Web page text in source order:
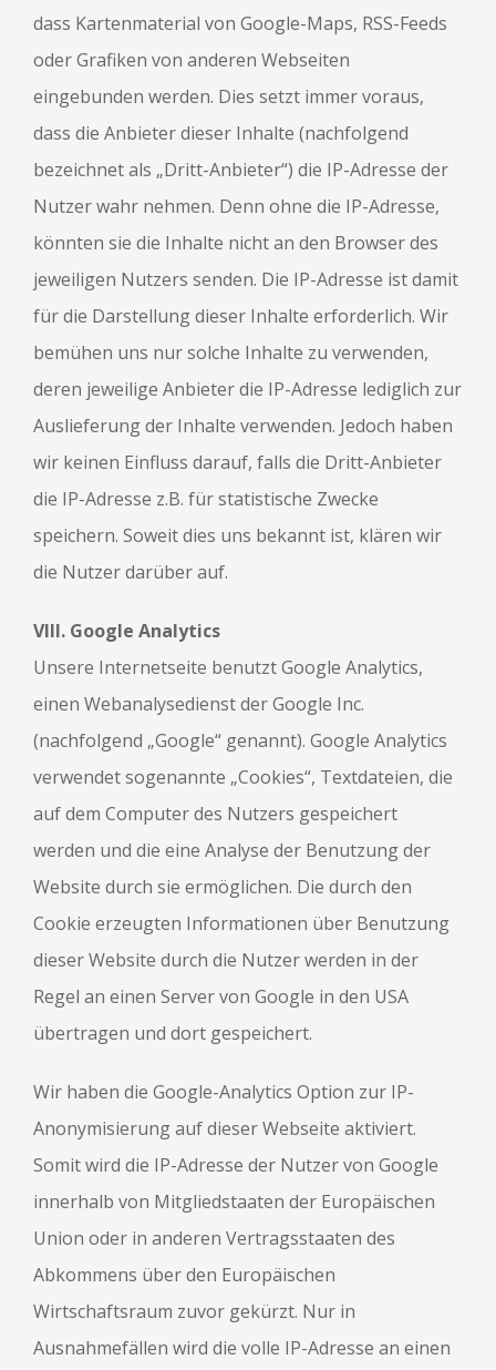
dass Kartenmaterial von Google-Maps, RSS-Feeds
oder Grafiken von anderen Webseiten
eingebunden werden. Dies setzt immer voraus,
dass die Anbieter dieser Inhalte (nachfolgend
bezeichnet als „Dritt-Anbieter“) die IP-Adresse der
Nutzer wahr nehmen. Denn ohne die IP-Adresse,
könnten sie die Inhalte nicht an den Browser des
jeweiligen Nutzers senden. Die IP-Adresse ist damit
für die Darstellung dieser Inhalte erforderlich. Wir
bemühen uns nur solche Inhalte zu verwenden,
deren jeweilige Anbieter die IP-Adresse lediglich zur
Auslieferung der Inhalte verwenden. Jedoch haben
wir keinen Einfluss darauf, falls die Dritt-Anbieter
die IP-Adresse z.B. für statistische Zwecke
speichern. Soweit dies uns bekannt ist, klären wir
die Nutzer darüber auf.
VIII. Google Analytics
Unsere Internetseite benutzt Google Analytics,
einen Webanalysedienst der Google Inc.
(nachfolgend „Google“ genannt). Google Analytics
verwendet sogenannte „Cookies“, Textdateien, die
auf dem Computer des Nutzers gespeichert
werden und die eine Analyse der Benutzung der
Website durch sie ermöglichen. Die durch den
Cookie erzeugten Informationen über Benutzung
dieser Website durch die Nutzer werden in der
Regel an einen Server von Google in den USA
übertragen und dort gespeichert.
Wir haben die Google-Analytics Option zur IP-
Anonymisierung auf dieser Webseite aktiviert.
Somit wird die IP-Adresse der Nutzer von Google
innerhalb von Mitgliedstaaten der Europäischen
Union oder in anderen Vertragsstaaten des
Abkommens über den Europäischen
Wirtschaftsraum zuvor gekürzt. Nur in
Ausnahmefällen wird die volle IP-Adresse an einen